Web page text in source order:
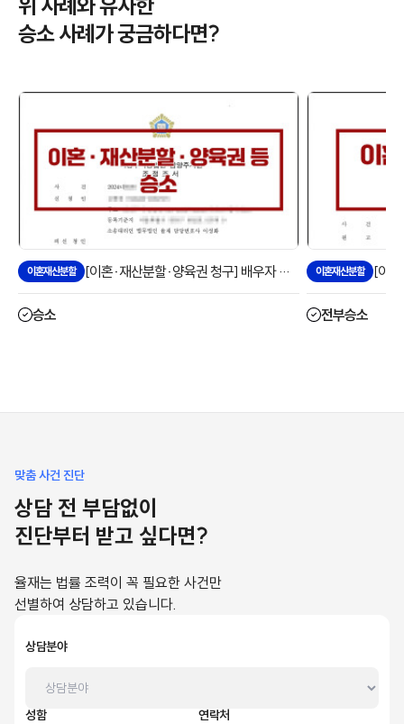
승소 사례가 궁금하다면?
이혼재산분할 [이혼·재산분할·양육권 청구] 배우자 혼외자 이혼 등 청구 승소 사례
승소
이혼재산분할
전부승소
맞춤 사건 진단
상담 전 부담없이
진단부터 받고 싶다면?
율재는 법률 조력이 꼭 필요한 사건만
선별하여 상담하고 있습니다.
상담분야
성함 연락처